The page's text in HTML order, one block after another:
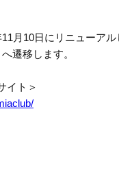
月10日にリニューアル
遷移します。
イト＞